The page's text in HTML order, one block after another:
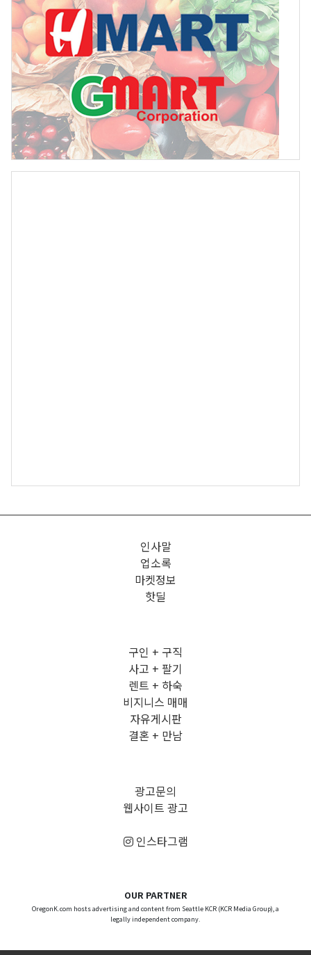
인사말
업소록
마켓정보
핫딜
구인 + 구직
사고 + 팔기
렌트 + 하숙
비지니스 매매
자유게시판
결혼 + 만남
광고문의
웹사이트 광고
인스타그램
OUR PARTNER
OregonK.com hosts advertising and content from Seattle KCR (KCR Media Group), a
legally independent company.